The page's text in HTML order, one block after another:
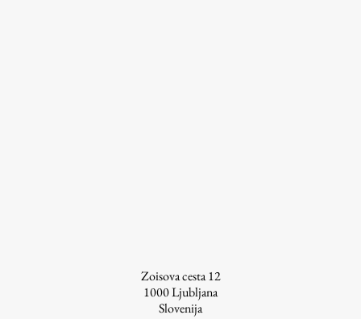
Zoisova cesta 12
1000Ljubljana
Slovenija